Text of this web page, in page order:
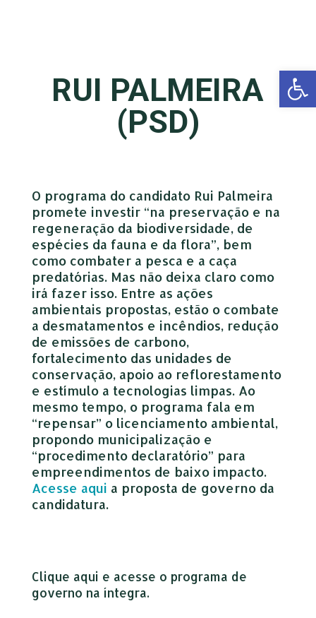
RUI PALMEIRA
(PSD)
O programa do candidato Rui Palmeira
promete investir “na preservação e na
regeneração da biodiversidade, de
espécies da fauna e da flora”, bem
como combater a pesca e a caça
predatórias. Mas não deixa claro como
irá fazer isso. Entre as ações
ambientais propostas, estão o combate
a desmatamentos e incêndios, redução
de emissões de carbono,
fortalecimento das unidades de
conservação, apoio ao reflorestamento
e estímulo a tecnologias limpas. Ao
mesmo tempo, o programa fala em
“repensar” o licenciamento ambiental,
propondo municipalização e
“procedimento declaratório” para
empreendimentos de baixo impacto.
Acesse aqui a proposta de governo da
candidatura.
Clique aqui e acesse o programa de
governo na íntegra.